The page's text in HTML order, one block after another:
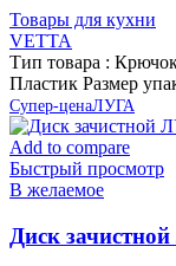
Товары для кухни
VETTA
Тип товара :
Пластик Размер
Супер-ценаЛУГА
Add to compare
Быстрый просмотр
В желаемое
Диск